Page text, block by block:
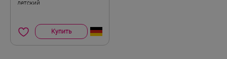
детский
Купить